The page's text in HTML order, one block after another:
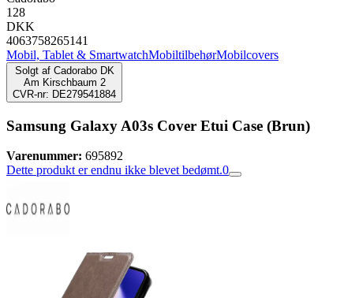
128
DKK
4063758265141
Mobil, Tablet & SmartwatchMobiltilbehørMobilcovers
Solgt af Cadorabo DK
Am Kirschbaum 2
CVR-nr: DE279541884
Samsung Galaxy A03s Cover Etui Case (Brun)
Varenummer: 695892
Dette produkt er endnu ikke blevet bedømt.0